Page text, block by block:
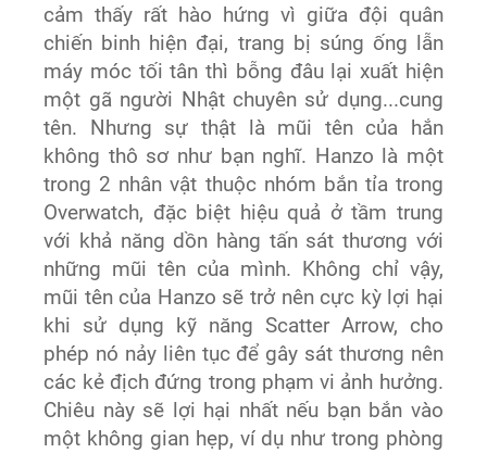
cảm thấy rất hào hứng vì giữa đội quân
chiến binh hiện đại, trang bị súng ống lẫn
máy móc tối tân thì bỗng đâu lại xuất hiện
một gã người Nhật chuyên sử dụng...cung
tên. Nhưng sự thật là mũi tên của hắn
không thô sơ như bạn nghĩ. Hanzo là một
trong 2 nhân vật thuộc nhóm bắn tỉa trong
Overwatch, đặc biệt hiệu quả ở tầm trung
với khả năng dồn hàng tấn sát thương với
những mũi tên của mình. Không chỉ vậy,
mũi tên của Hanzo sẽ trở nên cực kỳ lợi hại
khi sử dụng kỹ năng Scatter Arrow, cho
phép nó nảy liên tục để gây sát thương nên
các kẻ địch đứng trong phạm vi ảnh hưởng.
Chiêu này sẽ lợi hại nhất nếu bạn bắn vào
một không gian hẹp, ví dụ như trong phòng